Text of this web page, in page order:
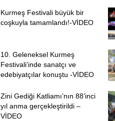
Kurmeş Festivali büyük bir
coşkuyla tamamlandı!-VİDEO
10. Geleneksel Kurmeş
Festivali’inde sanatçı ve
edebiyatçılar konuştu -VİDEO
Zini Gediği Katliamı’nın 88’inci
yıl anma gerçekleştirildi –
VİDEO